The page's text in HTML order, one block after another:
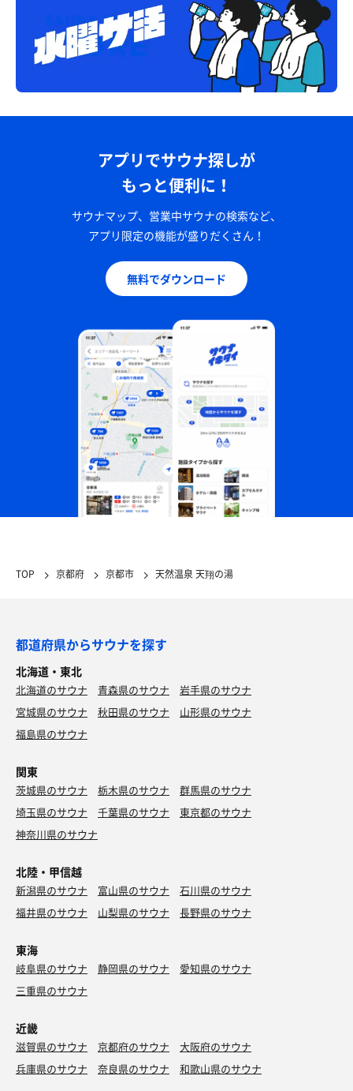
アプリでサウナ探しが
もっと便利に！
サウナマップ、営業中サウナの検索など、
アプリ限定の機能が盛りだくさん！
無料でダウンロード
TOP 京都府 京都市 天然温泉 天翔の湯
都道府県からサウナを探す
北海道・東北
北海道のサウナ 青森県のサウナ
岩手県のサウナ
宮城県のサウナ
秋田県のサウナ
山形県のサウナ
福島県のサウナ
関東
茨城県のサウナ 栃木県のサウナ
群馬県のサウナ
埼玉県のサウナ
千葉県のサウナ
東京都のサウナ
神奈川県のサウナ
北陸・甲信越
新潟県のサウナ 富山県のサウナ
石川県のサウナ
福井県のサウナ
山梨県のサウナ 長野県のサウナ
東海
岐阜県のサウナ 静岡県のサウナ
愛知県のサウナ
三重県のサウナ
近畿
滋賀県のサウナ 京都府のサウナ
大阪府のサウナ
兵庫県のサウナ
奈良県のサウナ 和歌山県のサウナ